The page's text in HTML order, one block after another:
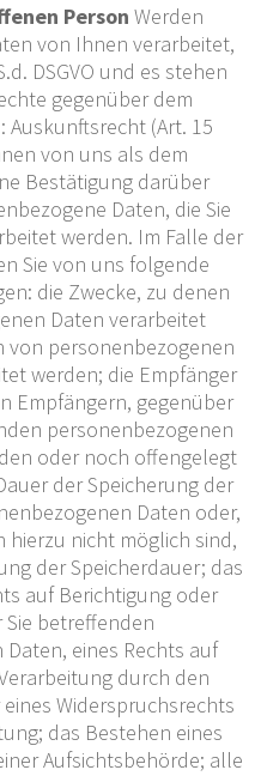
Person Werden
von Ihnen verarbeitet,
DSGVO und es stehen
gegenüber dem
(Art. 15
von uns als dem
Bestätigung darüber
Daten, die Sie
werden. Im Falle der
Sie von uns folgende
die Zwecke, zu denen
Daten verarbeitet
von personenbezogenen
werden; die Empfänger
Empfängern, gegenüber
personenbezogenen
oder noch offengelegt
der Speicherung der
Daten oder,
nicht möglich sind,
der Speicherdauer; das
auf Berichtigung oder
betreffenden
eines Rechts auf
durch den
Widerspruchsrechts
das Bestehen eines
Aufsichtsbehörde; alle